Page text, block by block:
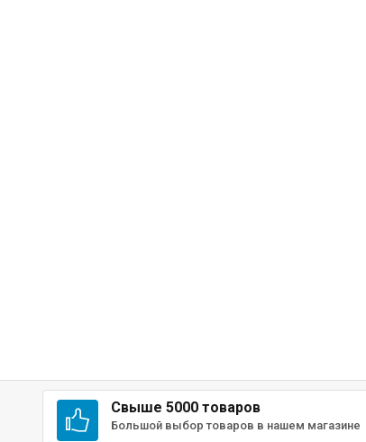
Свыше 5000 товаров
Большой выбор товаров в нашем магазине